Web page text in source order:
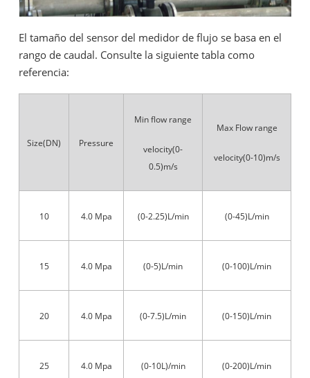
El tamaño del sensor del medidor de flujo se basa en el
rango de caudal. Consulte la siguiente tabla como
referencia:
Size(DN) Pressure
Min flow range
velocity(0-
0.5)m/s
Max Flow range
velocity(0-10)m/s
10 4.0 Mpa (0-2.25)L/min (0-45)L/min
15 4.0 Mpa (0-5)L/min (0-100)L/min
20 4.0 Mpa (0-7.5)L/min (0-150)L/min
25 4.0 Mpa (0-10L)/min (0-200)L/min